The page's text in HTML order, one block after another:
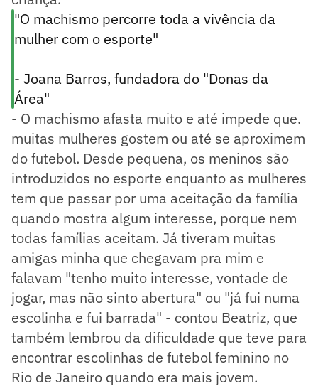
"O machismo percorre toda a vivência da
mulher com o esporte"
- Joana Barros, fundadora do "Donas da
Área"
- O machismo afasta muito e até impede que.
muitas mulheres gostem ou até se aproximem
do futebol. Desde pequena, os meninos são
introduzidos no esporte enquanto as mulheres
tem que passar por uma aceitação da família
quando mostra algum interesse, porque nem
todas famílias aceitam. Já tiveram muitas
amigas minha que chegavam pra mim e
falavam "tenho muito interesse, vontade de
jogar, mas não sinto abertura" ou "já fui numa
escolinha e fui barrada" - contou Beatriz, que
também lembrou da dificuldade que teve para
encontrar escolinhas de futebol feminino no
Rio de Janeiro quando era mais jovem.